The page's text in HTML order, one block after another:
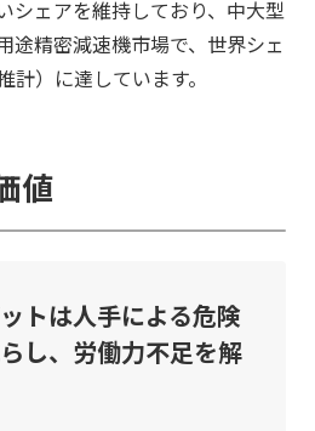
シェアを維持しており、中大型
途精密減速機市場で、世界シェ
）に達しています。
値
トは人手による危険
し、労働力不足を解